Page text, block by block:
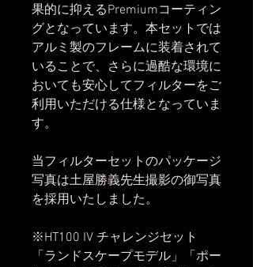
果的に抑えるPremiumコーティン
グとなっています。本セットでは
アルミ製のフレームに装着されて
いることで、さらに過酷な環境に
おいても安心してフィルターをご
利用いただける仕様となっていま
す。
当フィルターセットのパッケージ
写真は土屋勝義先生撮影の御写真
を採用いたしました。
※HT100 IV チャレンジセット
「ランドスケープモデル」「ポー